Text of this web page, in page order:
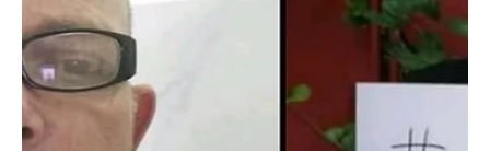
desde distintas partes para congregarse en la capital,
Washington D. C.,...